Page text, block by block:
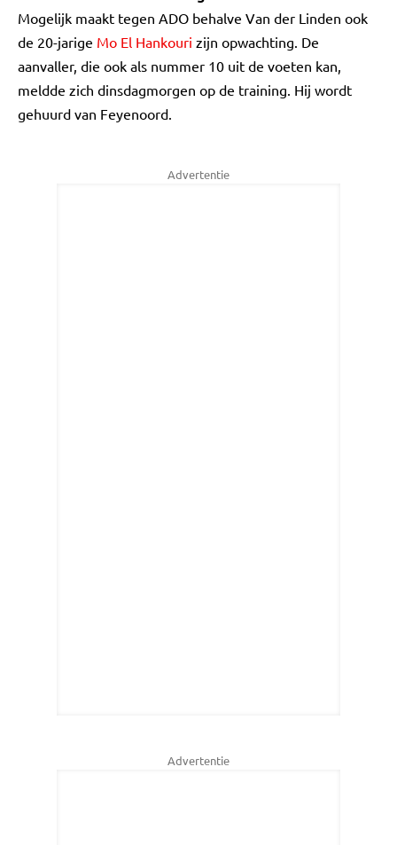
Mogelijk maakt tegen ADO behalve Van der Linden ook
de 20-jarige Mo El Hankouri zijn opwachting. De
aanvaller, die ook als nummer 10 uit de voeten kan,
meldde zich dinsdagmorgen op de training. Hij wordt
gehuurd van Feyenoord.
Advertentie
Advertentie